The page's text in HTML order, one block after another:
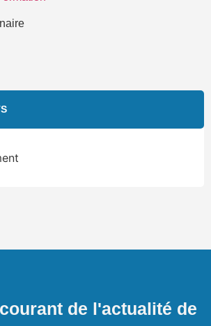
de l'actualité de